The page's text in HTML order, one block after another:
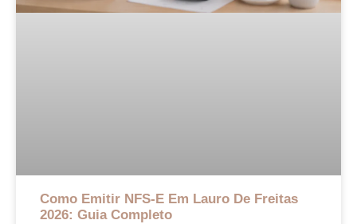
Como Emitir NFS-E Em Lauro De Freitas
2026: Guia Completo